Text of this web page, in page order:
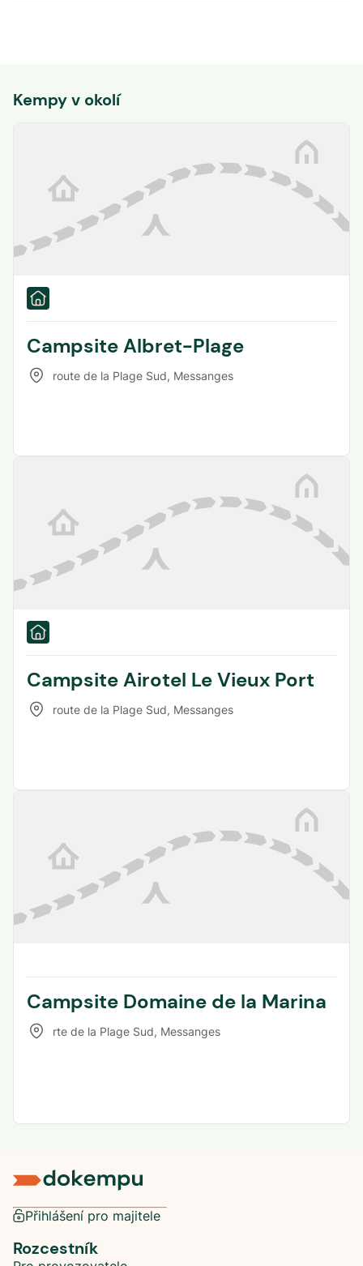
Kempy v okolí
Campsite Albret-Plage
route de la Plage Sud, Messanges
Campsite Airotel Le Vieux Port
route de la Plage Sud, Messanges
Campsite Domaine de la Marina
rte de la Plage Sud, Messanges
Přihlášení pro majitele
Rozcestník